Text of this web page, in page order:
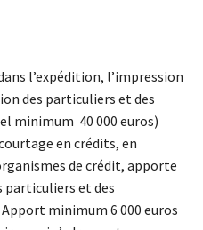
l’expédition, l’impression
des particuliers et des
minimum 40 000 euros)
en crédits, en
de crédit, apporte
particuliers et des
minimum 6 000 euros